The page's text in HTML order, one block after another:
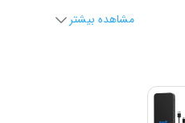
مشاهده بیشتر